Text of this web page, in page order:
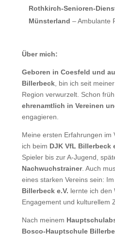
Rothkirch-Senioren-
Münsterland – Ambulante
Über mich:
Geboren in Coesfeld und
Billerbeck, bin ich seit
Region verwurzelt. Schon
ehrenamtlich in Vereinen
engagieren.
Meine ersten Erfahrungen im
ich beim DJK VfL Billerbeck
Spieler bis zur A-Jugend,
Nachwuchstrainer. Auch
eines starken Vereins sein: Im
Billerbeck e.V. lernte ich den
Engagement und kulturellem
Nach meinem
Bosco-Hauptschule